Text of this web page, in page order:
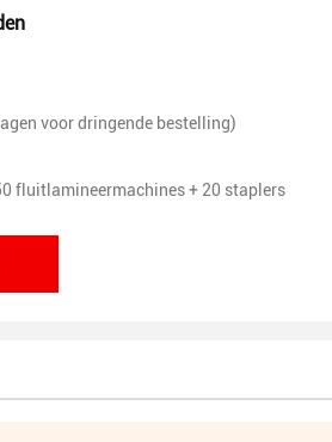
voor dringende bestelling)
fluitlamineermachines + 20 staplers